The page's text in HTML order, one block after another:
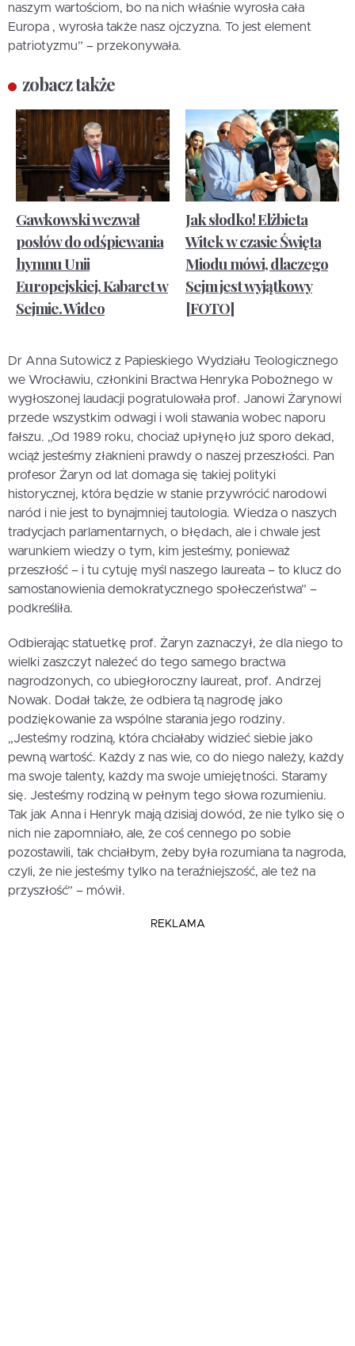
naszym wartościom, bo na nich właśnie wyrosła cała
Europa , wyrosła także nasz ojczyzna. To jest element
patriotyzmu” – przekonywała.
zobacz także
Gawkowski wezwał
posłów do odśpiewania
hymnu Unii
Europejskiej. Kabaret w
Sejmie. Wideo
Jak słodko! Elżbieta
Witek w czasie Święta
Miodu mówi, dlaczego
Sejm jest wyjątkowy
[FOTO]
Dr Anna Sutowicz z Papieskiego Wydziału Teologicznego
we Wrocławiu, członkini Bractwa Henryka Pobożnego w
wygłoszonej laudacji pogratulowała prof. Janowi Żarynowi
przede wszystkim odwagi i woli stawania wobec naporu
fałszu. „Od 1989 roku, chociaż upłynęło już sporo dekad,
wciąż jesteśmy złaknieni prawdy o naszej przeszłości. Pan
profesor Żaryn od lat domaga się takiej polityki
historycznej, która będzie w stanie przywrócić narodowi
naród i nie jest to bynajmniej tautologia. Wiedza o naszych
tradycjach parlamentarnych, o błędach, ale i chwale jest
warunkiem wiedzy o tym, kim jesteśmy, ponieważ
przeszłość – i tu cytuję myśl naszego laureata – to klucz do
samostanowienia demokratycznego społeczeństwa” –
podkreśliła.
Odbierając statuetkę prof. Żaryn zaznaczył, że dla niego to
wielki zaszczyt należeć do tego samego bractwa
nagrodzonych, co ubiegłoroczny laureat, prof. Andrzej
Nowak. Dodał także, że odbiera tą nagrodę jako
podziękowanie za wspólne starania jego rodziny.
„Jesteśmy rodziną, która chciałaby widzieć siebie jako
pewną wartość. Każdy z nas wie, co do niego należy, każdy
ma swoje talenty, każdy ma swoje umiejętności. Staramy
się. Jesteśmy rodziną w pełnym tego słowa rozumieniu.
Tak jak Anna i Henryk mają dzisiaj dowód, że nie tylko się o
nich nie zapomniało, ale, że coś cennego po sobie
pozostawili, tak chciałbym, żeby była rozumiana ta nagroda,
czyli, że nie jesteśmy tylko na teraźniejszość, ale też na
przyszłość” – mówił.
REKLAMA